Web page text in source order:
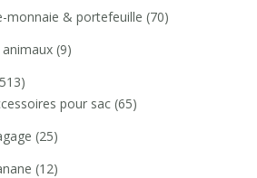
monnaie & portefeuille (70)
(9)
pour sac (65)
(25)
(12)